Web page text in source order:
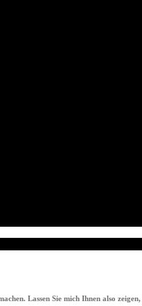
Lassen Sie mich Ihnen also